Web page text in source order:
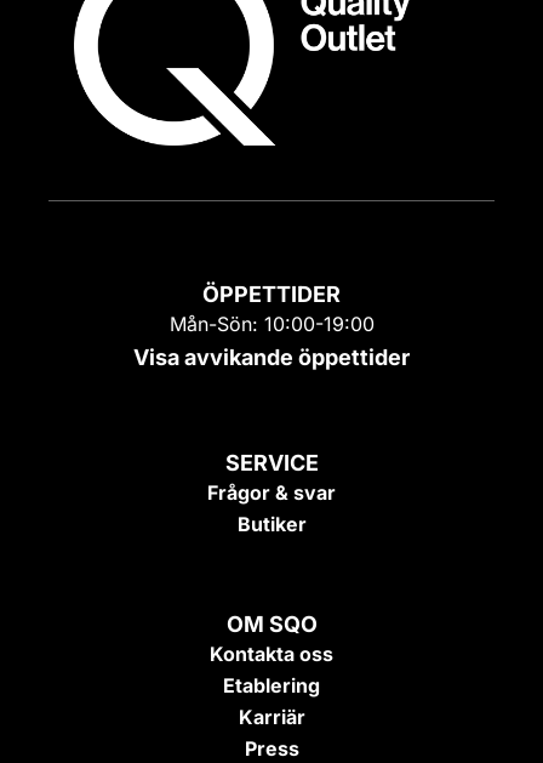
ÖPPETTIDER
Mån-Sön: 10:00-19:00
Visa avvikande öppettider
SERVICE
Frågor & svar
Butiker
OM SQO
Kontakta oss
Etablering
Karriär
Press